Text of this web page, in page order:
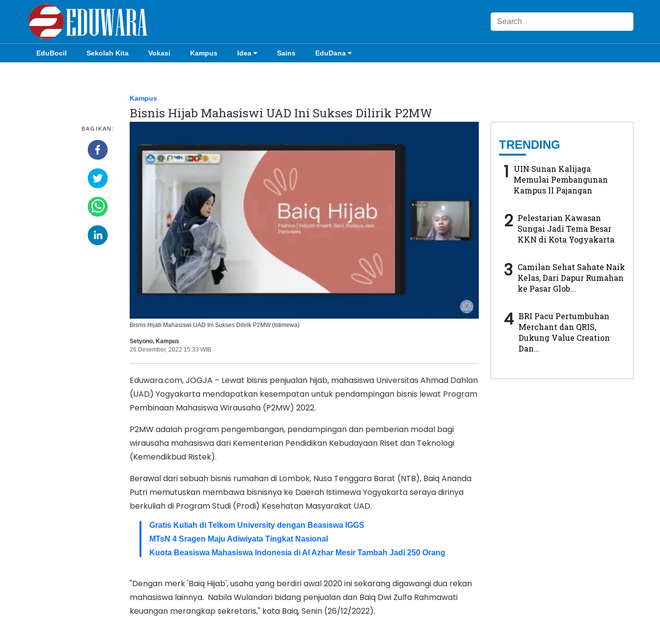
EduBocil Sekolah Kita Vokasi Kampus Idea Sains EduDana
Ikuti Kami di:
Kampus
Bisnis Hijab Mahasiswi UAD Ini Sukses Dilirik P2MW
BAGIKAN:
Bisnis Hijab Mahasiswi UAD Ini Sukses Dilirik P2MW (Istimewa)
Setyono, Kampus
26 Desember, 2022 15:33 WIB
Eduwara.com, JOGJA – Lewat bisnis penjualan hijab, mahasiswa Universitas Ahmad Dahlan
(UAD) Yogyakarta mendapatkan kesempatan untuk pendampingan bisnis lewat Program
Pembinaan Mahasiswa Wirausaha (P2MW) 2022.
P2MW adalah program pengembangan, pendampingan dan pemberian modal bagi
wirausaha mahasiswa dari Kementerian Pendidikan Kebudayaan Riset dan Teknologi
(Kemendikbud Ristek).
Berawal dari sebuah bisnis rumahan di Lombok, Nusa Tenggara Barat (NTB), Baiq Ananda
Putri memutuskan membawa bisnisnya ke Daerah Istimewa Yogyakarta seraya dirinya
berkuliah di Program Studi (Prodi) Kesehatan Masyarakat UAD.
Gratis Kuliah di Telkom University dengan Beasiswa IGGS
MTsN 4 Sragen Maju Adiwiyata Tingkat Nasional
Kuota Beasiswa Mahasiswa Indonesia di Al Azhar Mesir Tambah Jadi 250 Orang
"Dengan merk 'Baiq Hijab', usaha yang berdiri awal 2020 ini sekarang digawangi dua rekan
mahasiswa lainnya. Nabila Wulandari bidang penjualan dan Baiq Dwi Zulfa Rahmawati
keuangan merangkap sekretaris," kata Baiq, Senin (26/12/2022).
TRENDING
1 UIN Sunan Kalijaga
Memulai Pembangunan
Kampus II Pajangan
2 Pelestarian Kawasan
Sungai Jadi Tema Besar
KKN di Kota Yogyakarta
3 Camilan Sehat Sahate Naik
Kelas, Dari Dapur Rumahan
ke Pasar Glob...
4 BRI Pacu Pertumbuhan
Merchant dan QRIS,
Dukung Value Creation
Dan...